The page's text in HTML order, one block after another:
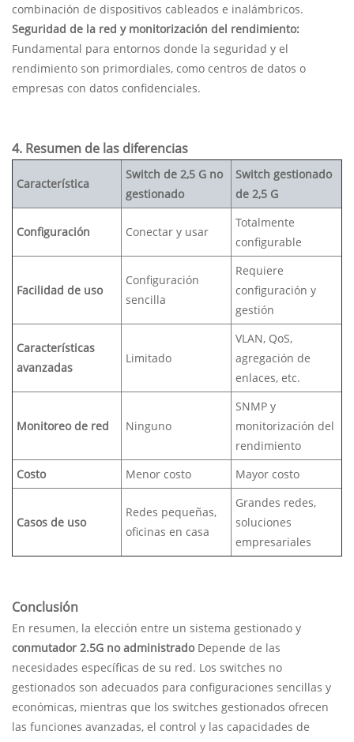
combinación de dispositivos cableados e inalámbricos.
Seguridad de la red y monitorización del rendimiento:
Fundamental para entornos donde la seguridad y el
rendimiento son primordiales, como centros de datos o
empresas con datos confidenciales.
4. Resumen de las diferencias
Característica
Switch de 2,5 G no
gestionado
Switch gestionado
de 2,5 G
Configuración Conectar y usar
Totalmente
configurable
Facilidad de uso
Configuración
sencilla
Requiere
configuración y
gestión
Características
avanzadas
Limitado
VLAN, QoS,
agregación de
enlaces, etc.
Monitoreo de red Ninguno
SNMP y
monitorización del
rendimiento
Costo
Menor costo Mayor costo
Casos de uso
Redes pequeñas,
oficinas en casa
Grandes redes,
soluciones
empresariales
Conclusión
En resumen, la elección entre un sistema gestionado y
conmutador 2.5G no administradoDepende de las
necesidades específicas de su red. Los switches no
gestionados son adecuados para configuraciones sencillas y
económicas, mientras que los switches gestionados ofrecen
las funciones avanzadas, el control y las capacidades de